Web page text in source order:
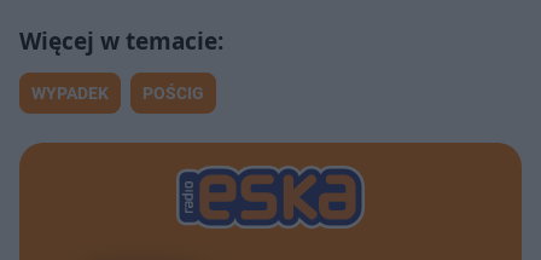
WYPADEK POŚCIG